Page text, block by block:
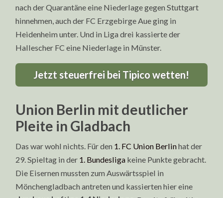
nach der Quarantäne eine Niederlage gegen Stuttgart
hinnehmen, auch der FC Erzgebirge Aue ging in
Heidenheim unter. Und in Liga drei kassierte der
Hallescher FC eine Niederlage in Münster.
Jetzt steuerfrei bei Tipico wetten!
Union Berlin mit deutlicher
Pleite in Gladbach
Das war wohl nichts. Für den 1. FC Union Berlinhat der
29. Spieltag in der 1. Bundesliga keine Punkte gebracht.
Die Eisernen mussten zum Auswärtsspiel in
Mönchengladbach antreten und kassierten hier eine